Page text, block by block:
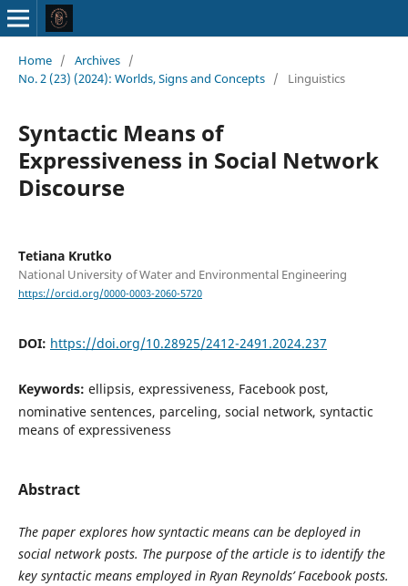
Home / Archives /
No. 2 (23) (2024): Worlds, Signs and Concepts / Linguistics
Syntactic Means of
Expressiveness in Social Network
Discourse
Tetiana Krutko
National University of Water and Environmental Engineering
https://orcid.org/0000-0003-2060-5720
DOI: https://doi.org/10.28925/2412-2491.2024.237
Keywords: ellipsis, expressiveness, Facebook post,
nominative sentences, parceling, social network, syntactic
means of expressiveness
Abstract
The paper explores how syntactic means can be deployed in
social network posts. The purpose of the article is to identify the
key syntactic means employed in Ryan Reynolds’ Facebook posts.